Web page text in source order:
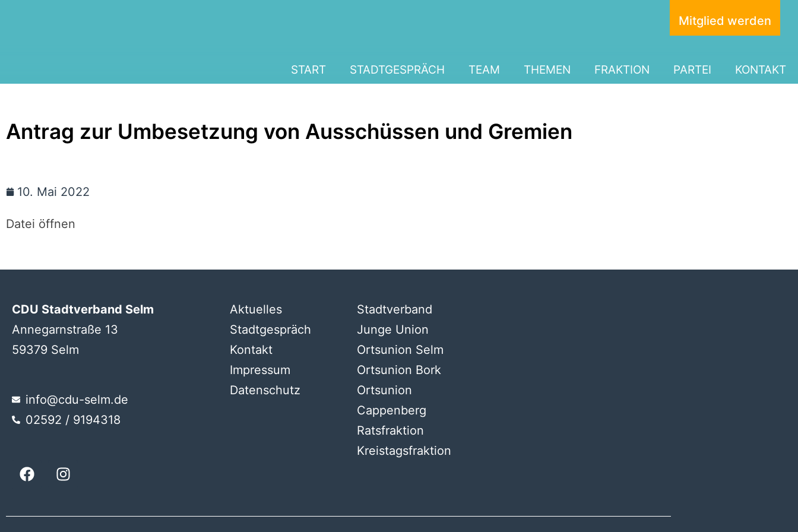
Mitglied werden
START STADTGESPRÄCH TEAM THEMEN FRAKTION PARTEI KONTAKT
Antrag zur Umbesetzung von Ausschüssen und Gremien
10. Mai 2022
Datei öffnen
CDU Stadtverband Selm
Annegarnstraße 13
59379 Selm
info@cdu-selm.de
02592 / 9194318
Aktuelles
Stadtgespräch
Kontakt
Impressum
Datenschutz
Stadtverband
Junge Union
Ortsunion Selm
Ortsunion Bork
Ortsunion
Cappenberg
Ratsfraktion
Kreistagsfraktion